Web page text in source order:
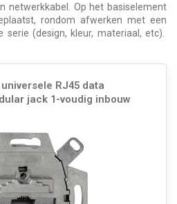
netwerkkabel. Op het basiselement
rondom afwerken met een
(design, kleur, materiaal, etc).
RJ45 data
jack 1-voudig inbouw